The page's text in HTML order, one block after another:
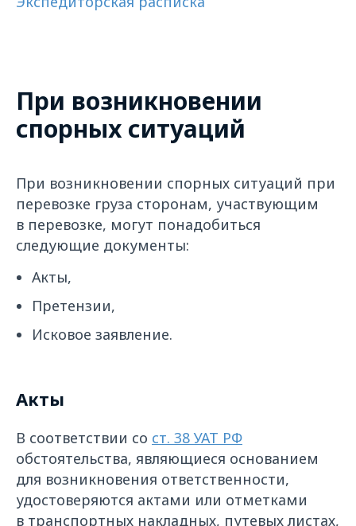
При возникновении
спорных ситуаций
При возникновении спорных ситуаций при
перевозке груза сторонам, участвующим
в перевозке, могут понадобиться
следующие документы:
Акты,
Претензии,
Исковое заявление.
Акты
В соответствии со ст. 38 УАТ РФ
обстоятельства, являющиеся основанием
для возникновения ответственности,
удостоверяются актами или отметками
в транспортных накладных, путевых листах,